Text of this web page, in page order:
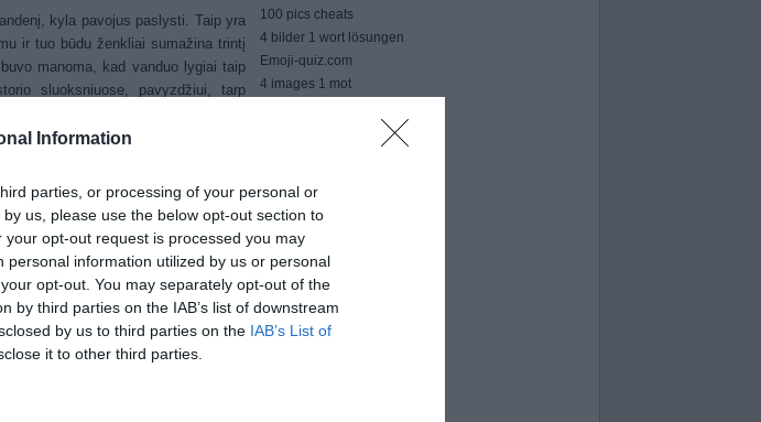
Information
parties, or processing of your personal or
us, please use the below opt-out section to
opt-out request is processed you may
information utilized by us or personal
opt-out. You may separately opt-out of the
by third parties on the IAB’s list of downstream
by us to third parties on the IAB’s List of
it to other third parties.
kyla pavojus paslysti. Taip yra
ir tuo būdu ženkliai sumažina trintį
manoma, kad vanduo lygiai taip
sluoksniuose, pavyzdžiui, tarp
įtaisuose. Tobulėjant nanometrų
iki mažiau kaip nanometro
paviršiaus ir zondo (stiklinės
metodą, pagrįstą atominių jėgų
nanometro dalių tikslumu,
zondo ir paviršiaus. Dalyvavau
Didžiojoje Britanijoje, –
Ulčinas iš Kauno technologijos
100 pics cheats
4 bilder 1 wort lösungen
Emoji-quiz.com
4 images 1 mot
Word Bubbles answers